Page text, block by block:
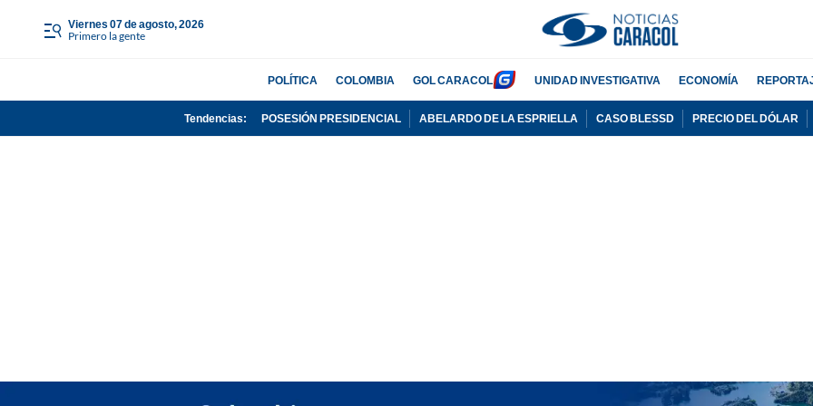
viernes 07 de agosto, 2026
Primero la gente
POLÍTICA COLOMBIA GOL CARACOL UNIDAD INVESTIGATIVA ECONOMÍA
Tendencias: POSESIÓN PRESIDENCIAL ABELARDO DE LA ESPRIELLA CASO BLESSD PRECIO DEL DÓLAR